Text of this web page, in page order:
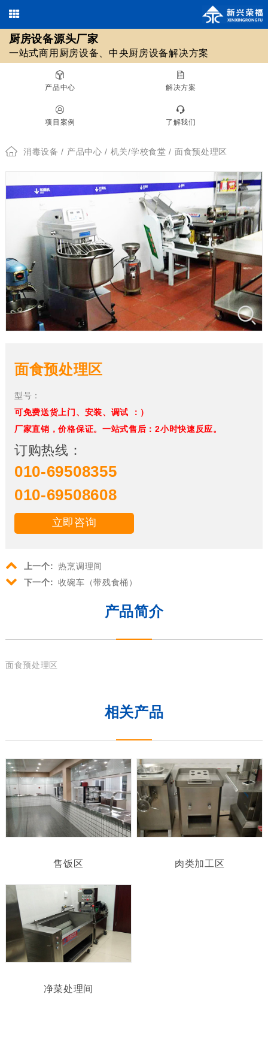
欢迎光临北京新兴荣福厨房设备有限公司，优质
厨房设备源头厂家
一站式商用厨房设备、中央厨房设备解决方案
13911590461 / 18511561620
010-69508355 / 010-69508608
厨房设备源头厂家
一站式商用厨房设备、中央厨房设备解决方案
产品中心 解决方案
项目案例 了解我们
消毒设备 / 产品中心 / 机关/学校食堂 / 面食预处理区
面食预处理区
型号：
可免费送货上门、安装、调试 ：）
厂家直销，价格保证。一站式售后：2小时快速反应。
订购热线：
010-69508355
010-69508608
立即咨询
上一个: 热烹调理间
下一个: 收碗车（带残食桶）
产品简介
面食预处理区
相关产品
售饭区 肉类加工区
净菜处理间